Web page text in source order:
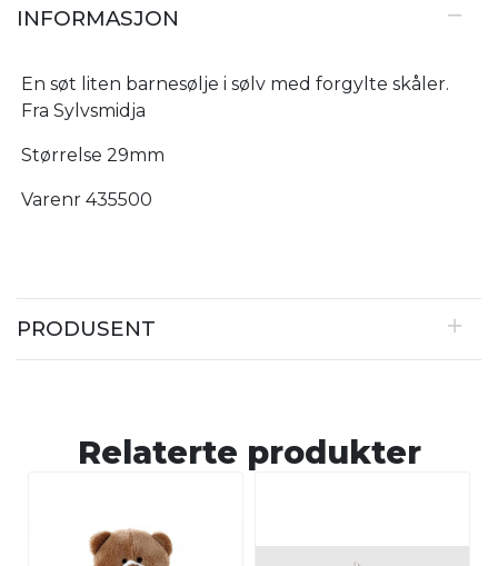
INFORMASJON
En søt liten barnesølje i sølv med forgylte skåler.
Fra Sylvsmidja
Størrelse 29mm
Varenr 435500
PRODUSENT
Relaterte produkter